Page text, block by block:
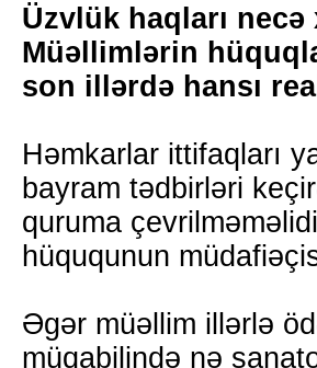
Üzvlük haqları
Müəllimlərin
son illərdə hansı
Həmkarlar ittifaqları
bayram tədbirləri
quruma
hüququnun
Əgər müəllim illərlə
müqabilində nə